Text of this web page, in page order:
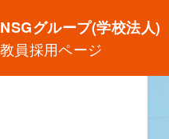
NSGグループ(学校法人)
教員採用ページ